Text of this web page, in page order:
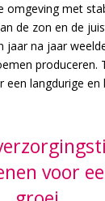
omgeving met
de zon en de
jaar na jaar
produceren.
langdurige en
voor